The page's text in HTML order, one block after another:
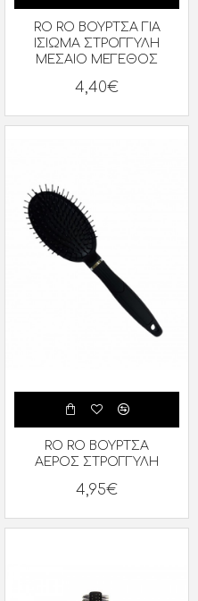
RO RO ΒΟΥΡΤΣΑ ΓΙΑ
ΙΣΙΩΜΑ ΣΤΡΟΓΓΥΛΗ
ΜΕΣΑΙΟ ΜΕΓΕΘΟΣ
4,40€
RO RO ΒΟΥΡΤΣΑ
ΑΕΡΟΣ ΣΤΡΟΓΓΥΛΗ
4,95€